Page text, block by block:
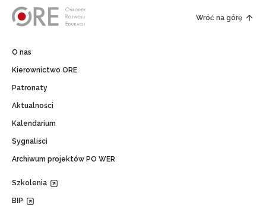
Wróć na górę
O nas
Kierownictwo ORE
Patronaty
Aktualności
Kalendarium
Sygnaliści
Archiwum projektów PO WER
Szkolenia
BIP